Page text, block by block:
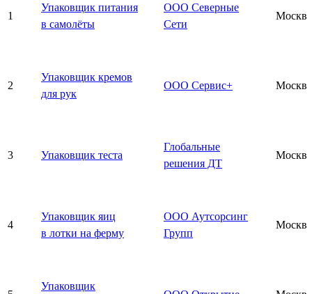
1
Упаковщик питания
в самолёты
ООО Северные
Сети
Москва
2
Упаковщик кремов
для рук
ООО Сервис+ Москва
3 Упаковщик теста
Глобальные
решения ДТ
Москва
4
Упаковщик яиц
в лотки на ферму
ООО Аутсорсинг
Групп
Москва
Упаковщик